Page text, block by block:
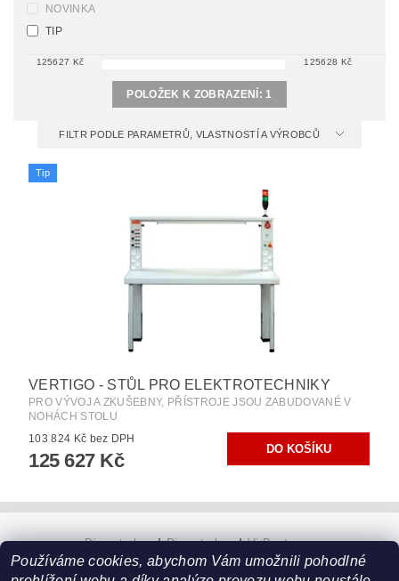
NOVINKA
TIP
125627 Kč 125628 Kč
POLOŽEK K ZOBRAZENÍ: 1
FILTR PODLE PARAMETRŮ, VLASTNOSTÍ A VÝROBCŮ
Tip
VERTIGO - STŮL PRO ELEKTROTECHNIKY
PRO VÝVOJ A ZKUŠEBNY, PŘÍSTROJE JSOU ZABUDOVANÉ V
NOHÁCH STOLU
103 824 Kč bez DPH
125 627 Kč
Diametral.cz | Diametral.eu | VirBuster.cz
Používáme cookies, abychom Vám umožnili pohodlné